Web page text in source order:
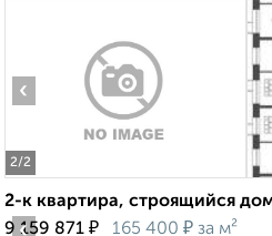
2/2
‹
2-к квартира, строящийся
9 159 871 ₽ 165 400 ₽ за м²
‹